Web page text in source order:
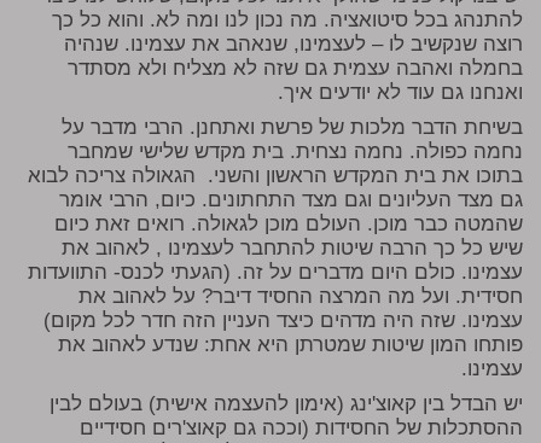
להתנהג בכל סיטואציה. מה נכון לנו ומה לא. והוא כל כך
רוצה שנקשיב לו – לעצמינו, שנאהב את עצמינו. שנהיה
בחמלה ואהבה עצמית גם שזה לא מצליח ולא מסתדר
ואנחנו גם עוד לא יודעים איך.
בשיחת הדבר מלכות של פרשת ואתחנן. הרבי מדבר על
נחמה כפולה. נחמה נצחית. בית מקדש שלישי שמחבר
בתוכו את בית המקדש הראשון והשני. הגאולה צריכה לבוא
גם מצד העליונים וגם מצד התחתונים. כיום, הרבי אומר
שהמטה כבר מוכן. העולם מוכן לגאולה. רואים זאת כיום
שיש כל כך הרבה שיטות להתחבר לעצמינו , לאהוב את
עצמינו. כולם היום מדברים על זה. (הגעתי לכנס- התוועדות
חסידית. ועל מה המרצה החסיד דיבר? על לאהוב את
עצמינו. שזה היה מדהים כיצד העניין הזה חדר לכל מקום)
פותחו המון שיטות שמטרתן היא אחת: שנדע לאהוב את
עצמינו.
יש הבדל בין קאוצ'ינג (אימון להעצמה אישית) בעולם לבין
ההסתכלות של החסידות (וככה גם קאוצ'רים חסידיים